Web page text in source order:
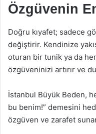
Özgüvenin
Doğru kıyafet; sadece
değiştirir. Kendinize
oturan bir tunik ya da
özgüveninizi artırır ve
İstanbul Büyük Beden,
bu benim!” demesini
özgüven ve zarafet